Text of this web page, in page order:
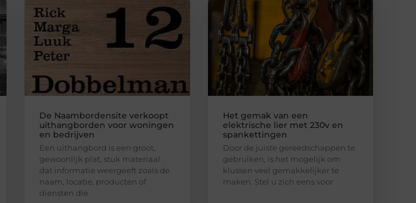
De Naambordensite verkoopt
uithangborden voor woningen
en bedrijven
Een uithangbord is een groot,
gewoonlijk plat, stuk materiaal
dat informatie weergeeft zoals de
naam, locatie, producten of
diensten die
Het gemak van een
elektrische lier met 230v en
spankettingen
Door de juiste gereedschappen te
gebruiken, is het mogelijk om
klussen veel gemakkelijker te
maken. Stel u zich eens voor